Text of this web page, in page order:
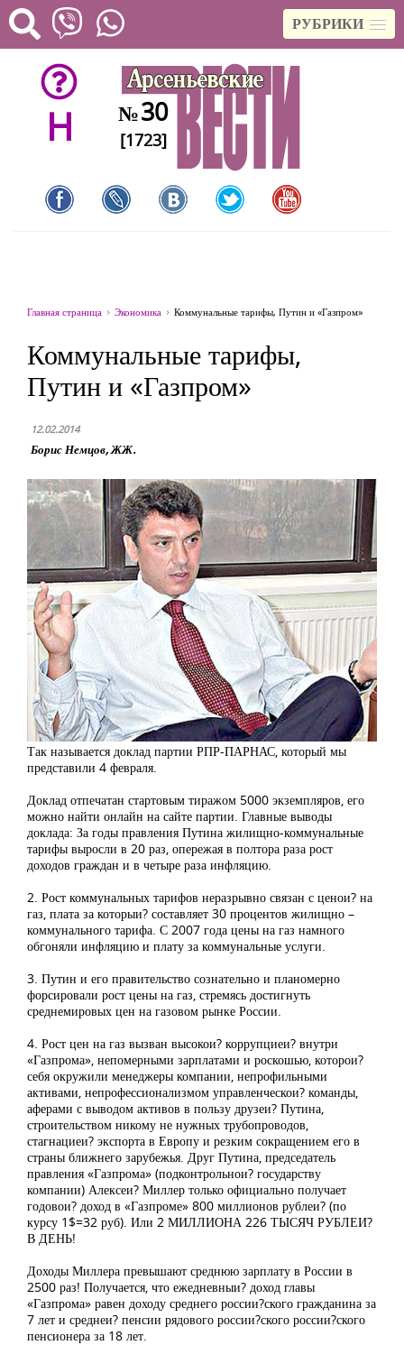
РУБРИКИ
H №30
[1723]
Главная страница Экономика Коммунальные тарифы, Путин и «Газпром»
Коммунальные тарифы,
Путин и «Газпром»
12.02.2014
Борис Немцов, ЖЖ.
Так называется доклад партии РПР-ПАРНАС, который мы
представили 4 февраля.
Доклад отпечатан стартовым тиражом 5000 экземпляров, его
можно найти онлайн на сайте партии. Главные выводы
доклада: За годы правления Путина жилищно-коммунальные
тарифы выросли в 20 раз, опережая в полтора раза рост
доходов граждан и в четыре раза инфляцию.
2. Рост коммунальных тарифов неразрывно связан с ценои? на
газ, плата за которыи? составляет 30 процентов жилищно –
коммунального тарифа. С 2007 года цены на газ намного
обгоняли инфляцию и плату за коммунальные услуги.
3. Путин и его правительство сознательно и планомерно
форсировали рост цены на газ, стремясь достигнуть
среднемировых цен на газовом рынке России.
4. Рост цен на газ вызван высокои? коррупциеи? внутри
«Газпрома», непомерными зарплатами и роскошью, которои?
себя окружили менеджеры компании, непрофильными
активами, непрофессионализмом управленческои? команды,
аферами с выводом активов в пользу друзеи? Путина,
строительством никому не нужных трубопроводов,
стагнациеи? экспорта в Европу и резким сокращением его в
страны ближнего зарубежья. Друг Путина, председатель
правления «Газпрома» (подконтрольнои? государству
компании) Алексеи? Миллер только официально получает
годовои? доход в «Газпроме» 800 миллионов рублеи? (по
курсу 1$=32 руб). Или 2 МИЛЛИОНА 226 ТЫСЯЧ РУБЛЕИ?
В ДЕНЬ!
Доходы Миллера превышают среднюю зарплату в России в
2500 раз! Получается, что ежедневныи? доход главы
«Газпрома» равен доходу среднего россии?ского гражданина за
7 лет и среднеи? пенсии рядового россии?ского россии?ского
пенсионера за 18 лет.